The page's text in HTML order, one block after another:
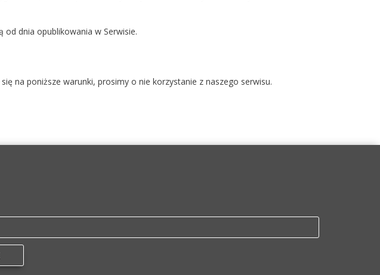
dnia opublikowania w Serwisie.
na poniższe warunki, prosimy o nie korzystanie z naszego serwisu.